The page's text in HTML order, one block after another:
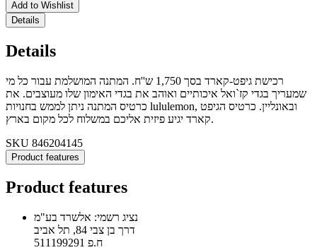
Add to Wishlist
Details
Details
רכישת גיפט-קארד בסך 1,750 ש''ח. המתנה המושלמת עבור כל מי
שמעריך בגדי קז`ואל איכותיים ואוהב את בגדי האימון שלו מעוצבים. את
כרטיס המתנה ניתן לממש בחנויות lululemon, ובאונליין. כרטיס הגיפט
קארד יגיע פיזית אליכם במשלוח לכל מקום בארץ.
SKU 846204145
Product features
Product features
נציג רשמי: אלשרד בע"מ
דרך בן צבי 84, תל אביב
ח.פ 511199291